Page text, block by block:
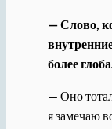
— Слово,
более
— Оно
я замечаю